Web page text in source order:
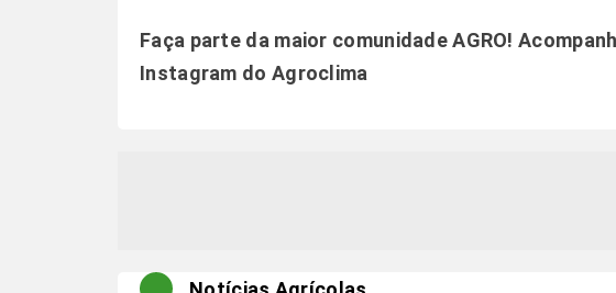
Faça parte da maior comunidade AGRO!
Instagram do Agroclima